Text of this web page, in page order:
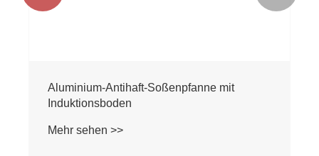
Aluminium-Antihaft-Soßenpfanne mit
Induktionsboden
Mehr sehen >>